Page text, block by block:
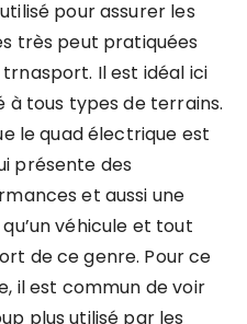
pour assurer les
très peut pratiquées
Il est idéal ici
à tous types de terrains.
le quad électrique est
présente des
et aussi une
véhicule et tout
de ce genre. Pour ce
il est commun de voir
plus utilisé par les